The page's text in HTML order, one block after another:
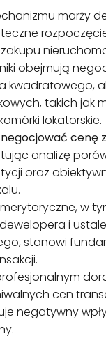
marży
obejmują
kwadratowego,
takich jak
lokatorskie.
cenę
analizę
oraz
w
i
stanowi
cen
negatywny